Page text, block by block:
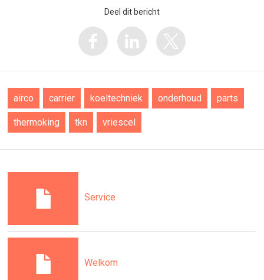
Deel dit bericht
airco carrier koeltechniek onderhoud parts
thermoking tkn vriescel
Service
Welkom